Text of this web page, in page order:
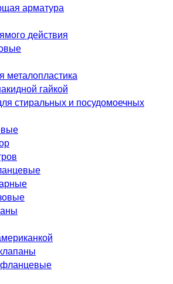
арматура
действия
гайкой
стиральных и посудомоечных